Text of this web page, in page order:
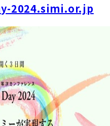
2024.simi.or.jp